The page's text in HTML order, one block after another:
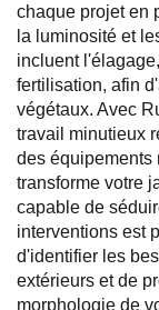
chaque projet en
la luminosité et
incluent
fertilisation, afin
végétaux. Avec
travail minutieux
des équipements
transforme votre
capable de
interventions est
d'identifier les
extérieurs et de
morphologie de